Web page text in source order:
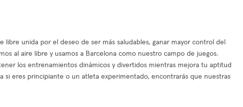
unida por el deseo de ser más saludables, ganar mayor control del
al aire libre y usamos a Barcelona como nuestro campo de juegos.
los entrenamientos dinámicos y divertidos mientras mejora tu aptitud
si eres principiante o un atleta experimentado, encontrarás que nuestras